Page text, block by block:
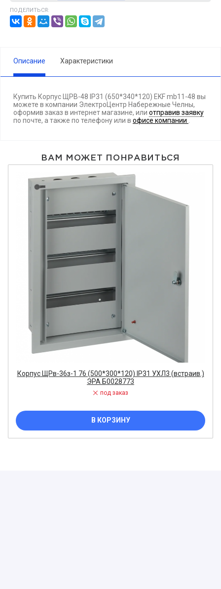
ПОДЕЛИТЬСЯ:
Описание Характеристики
Купить Корпус ЩРВ-48 IP31 (650*340*120) EKF mb11-48 вы
можете в компании ЭлектроЦентр Набережные Челны,
оформив заказ в интернет магазине, или отправив заявку
по почте, а также по телефонуили в офисе компании
ВАМ МОЖЕТ ПОНРАВИТЬСЯ
Корпус ЩРв-36з-1 76 (500*300*120) IP31 УХЛ3 (встраив.)
ЭРА Б0028773
под заказ
В КОРЗИНУ